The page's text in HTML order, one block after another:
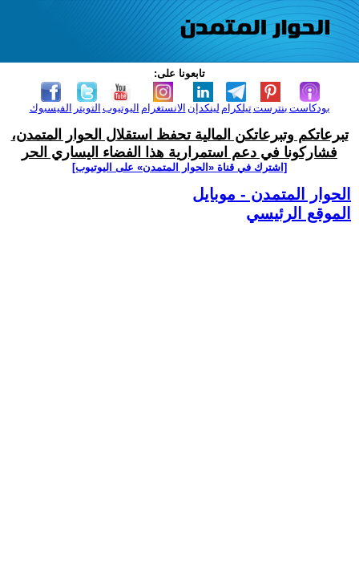
تابعونا على:
الفيسبوك التويتر اليوتيوب الانستغرام لينكدإن تيلكرامبنترست بودكاست
تبرعاتكم وتبرعاتكن المالية تحفظ استقلال الحوار المتمدن،
فشاركونا في دعم استمرارية هذا الفضاء اليساري الحر
[اشترك في قناة ‫«الحوار المتمدن» على اليوتيوب]
الحوار المتمدن - موبايل
الموقع الرئيسي